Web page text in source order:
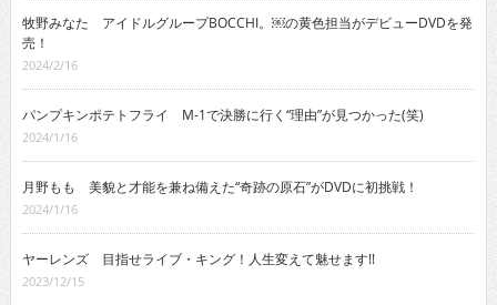
牧野みなた アイドルグループBOCCHI。￼の黄色担当がデビューDVDを発
売！
2024/2/16
パンプキンポテトフライ M-1で決勝に行く“理由”が見つかった(笑)
2024/1/16
月野もも 美貌と才能を兼ね備えた“奇跡の原石”がDVDに初挑戦！
2024/1/16
ヤーレンズ 目指せライブ・キング！人生変えて魅せます!!
2023/12/15